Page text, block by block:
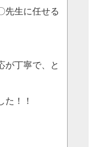
先生に任せる
が丁寧で、と
た！！